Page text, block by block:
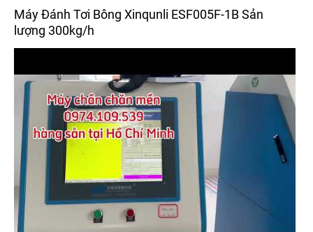
Máy Đánh Tơi Bông Xinqunli ESF005F-1B Sản
lượng 300kg/h